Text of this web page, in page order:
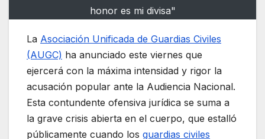
honor es mi divisa"
La Asociación Unificada de Guardias Civiles
(AUGC) ha anunciado este viernes que
ejercerá con la máxima intensidad y rigor la
acusación popular ante la Audiencia Nacional.
Esta contundente ofensiva jurídica se suma a
la grave crisis abierta en el cuerpo, que estalló
públicamente cuando los guardias civiles